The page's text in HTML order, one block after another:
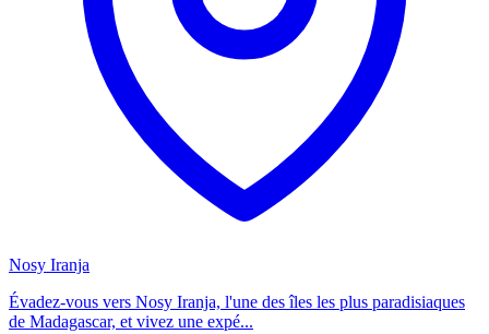
Nosy Iranja
Évadez-vous vers Nosy Iranja, l'une des îles les plus paradisiaques
de Madagascar, et vivez une expé...